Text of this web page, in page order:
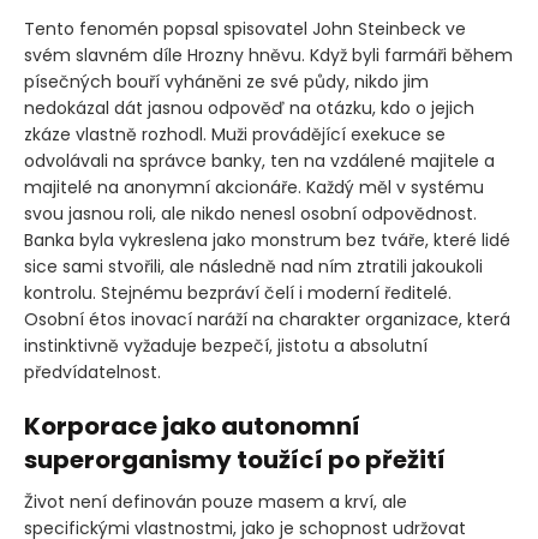
Tento fenomén popsal spisovatel John Steinbeck ve
svém slavném díle Hrozny hněvu. Když byli farmáři během
písečných bouří vyháněni ze své půdy, nikdo jim
nedokázal dát jasnou odpověď na otázku, kdo o jejich
zkáze vlastně rozhodl. Muži provádějící exekuce se
odvolávali na správce banky, ten na vzdálené majitele a
majitelé na anonymní akcionáře. Každý měl v systému
svou jasnou roli, ale nikdo nenesl osobní odpovědnost.
Banka byla vykreslena jako monstrum bez tváře, které lidé
sice sami stvořili, ale následně nad ním ztratili jakoukoli
kontrolu. Stejnému bezpráví čelí i moderní ředitelé.
Osobní étos inovací naráží na charakter organizace, která
instinktivně vyžaduje bezpečí, jistotu a absolutní
předvídatelnost.
Korporace jako autonomní
superorganismy toužící po přežití
Život není definován pouze masem a krví, ale
specifickými vlastnostmi, jako je schopnost udržovat